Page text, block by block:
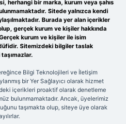
herhangi bir marka, kurum veya şahıs
Sitede yalnızca kendi
Burada yer alan içerikler
gerçek kurum ve kişiler hakkında
kurum ve kişiler ile isim
Sitemizdeki bilgiler taslak
Bilgi Teknolojileri ve İletişim
bir Yer Sağlayıcı olarak hizmet
içerikleri proaktif olarak denetleme
bulunmamaktadır. Ancak, üyelerimiz
taşımakta olup, siteye üye olarak